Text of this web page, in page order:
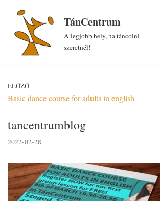
Skip
content
TánCentrum
A legjobb hely, ha táncolni
szeretnél!
ELŐZŐ
Basic dance course for adults in english
tancentrumblog
2022-02-28